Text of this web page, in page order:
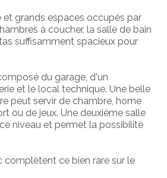
et grands espaces occupés par
à coucher, la salle de bain
suffisamment spacieux pour
du garage, d'un
et le local technique. Une belle
peut servir de chambre, home
ou de jeux. Une deuxième salle
niveau et permet la possibilité
complètent ce bien rare sur le